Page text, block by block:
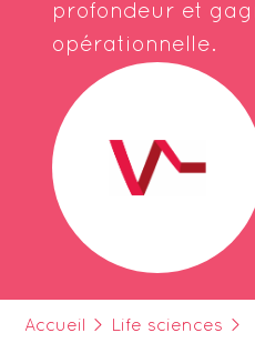
profondeur et
opérationnelle.
Accueil > Life sciences
>